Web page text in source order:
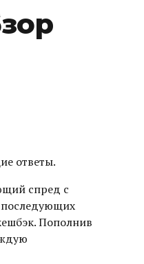
ответы.
спред с
последующих
Пополнив